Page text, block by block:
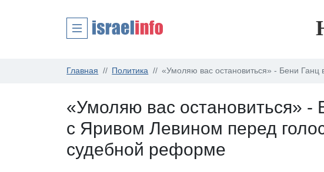
Главная Политика «Умоляю вас остановиться» - Бени
«Умоляю вас остановиться» -
с Яривом Левином перед
судебной реформе